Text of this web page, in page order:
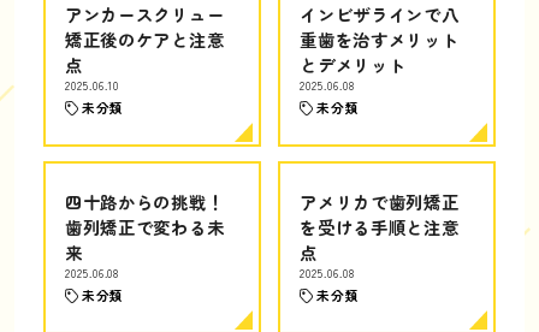
アンカースクリュー
矯正後のケアと注意
点
2025.06.10
未分類
インビザラインで八
重歯を治すメリット
とデメリット
2025.06.08
未分類
四十路からの挑戦！
歯列矯正で変わる未
来
2025.06.08
未分類
アメリカで歯列矯正
を受ける手順と注意
点
2025.06.08
未分類